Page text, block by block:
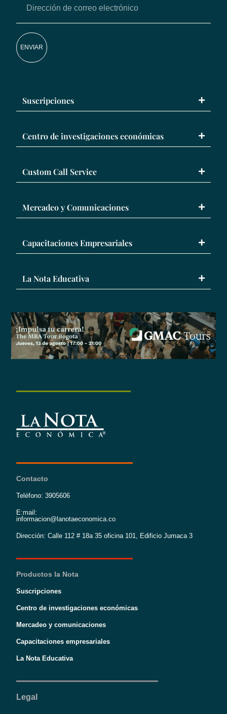
ENVIAR
Suscripciones
Centro de investigaciones económicas
Custom Call Service
Mercadeo y Comunicaciones
Capacitaciones Empresariales
La Nota Educativa
Contacto
Teléfono: 3905606
E:mail:
informacion@lanotaeconomica.co
Dirección: Calle 112 # 18a 35 oficina 101, Edificio Jumaca 3
Productos la Nota
Suscripciones
Centro de investigaciones económicas
Mercadeo y comunicaciones
Capacitaciones empresariales
La Nota Educativa
Legal